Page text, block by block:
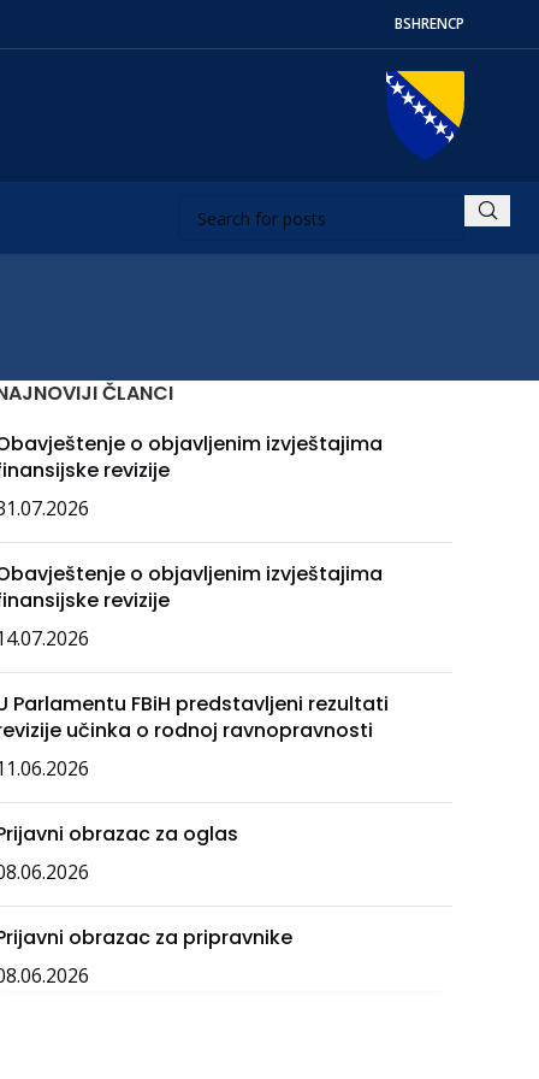
BSHRENСР
ČLANCI
o objavljenim izvještajima
revizije
o objavljenim izvještajima
revizije
Parlamentu FBiH predstavljeni rezultati
učinka o rodnoj ravnopravnosti
obrazac za oglas
obrazac za pripravnike